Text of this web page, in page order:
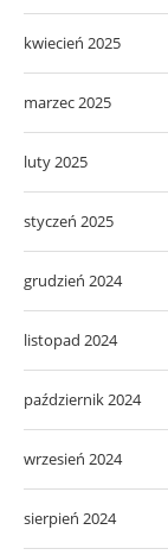
kwiecień 2025
marzec 2025
luty 2025
styczeń 2025
grudzień 2024
listopad 2024
październik 2024
wrzesień 2024
sierpień 2024